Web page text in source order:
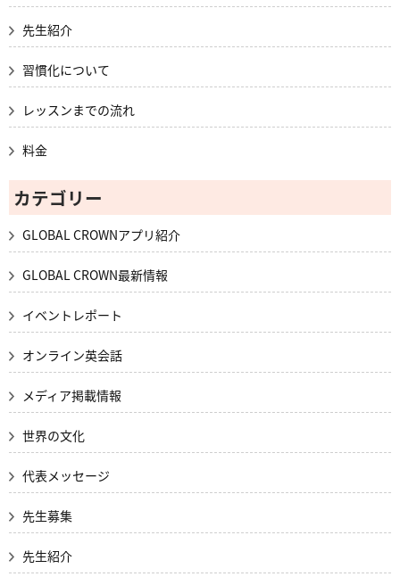
先生紹介
習慣化について
レッスンまでの流れ
料金
カテゴリー
GLOBAL CROWNアプリ紹介
GLOBAL CROWN最新情報
イベントレポート
オンライン英会話
メディア掲載情報
世界の文化
代表メッセージ
先生募集
先生紹介